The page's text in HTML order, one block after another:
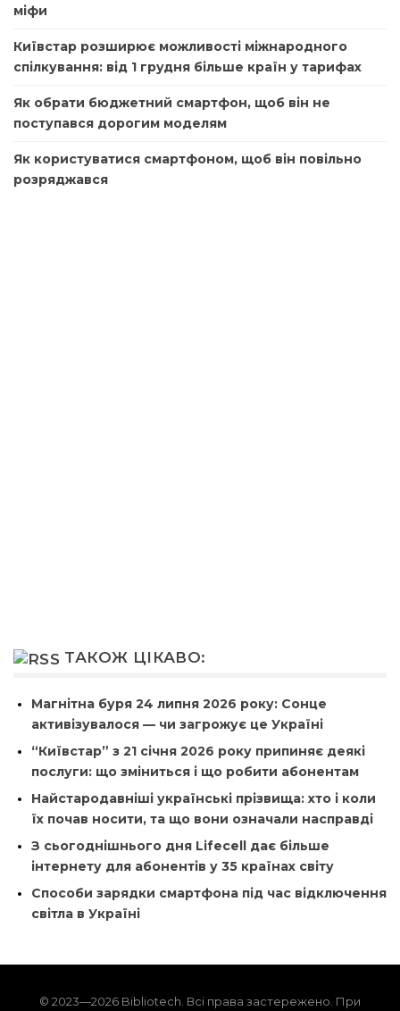
міфи
Київстар розширює можливості міжнародного
спілкування: від 1 грудня більше країн у тарифах
Як обрати бюджетний смартфон, щоб він не
поступався дорогим моделям
Як користуватися смартфоном, щоб він повільно
розряджався
ТАКОЖ ЦІКАВО:
Магнітна буря 24 липня 2026 року: Сонце
активізувалося — чи загрожує це Україні
“Київстар” з 21 січня 2026 року припиняє деякі
послуги: що зміниться і що робити абонентам
Найстародавніші українські прізвища: хто і коли
їх почав носити, та що вони означали насправді
З сьогоднішнього дня Lifecell дає більше
інтернету для абонентів у 35 країнах світу
Способи зарядки смартфона під час відключення
світла в Україні
© 2023—2026 Bibliotech. Всі права застережено. При